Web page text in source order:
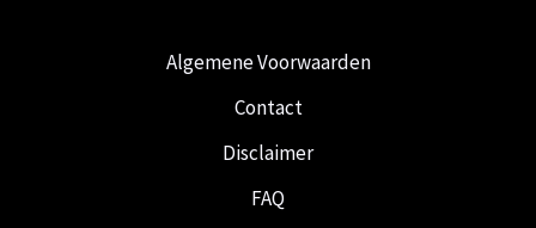
Algemene Voorwaarden
Contact
Disclaimer
FAQ